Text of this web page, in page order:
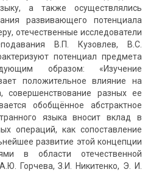
а также осуществлялись
развивающего потенциала
отечественные исследователи
В.П. Кузовлев, B.C.
потенциал предмета
образом: «Изучение
положительное влияние на
совершенствование разных ее
обобщённое абстрактное
языка вносит вклад в
операций, как сопоставление
развитие этой концепции
в области отечественной
Горчева, З.И. Никитенко, Э. И.